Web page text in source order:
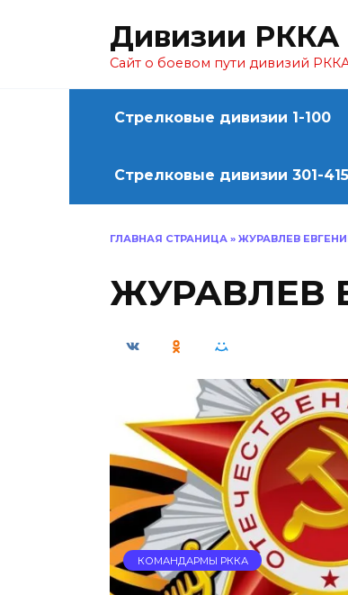
Дивизии РККА
Сайт о боевом пути дивизий
Стрелковые дивизии 1-100
Стрелковые дивизии 301-415
ГЛАВНАЯ СТРАНИЦА » ЖУРАВЛЕВ
ЖУРАВЛЕВ
КОМАНДАРМЫ РККА